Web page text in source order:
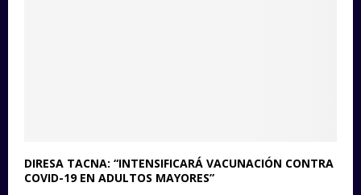
DIRESA TACNA: “INTENSIFICARÁ VACUNACIÓN CONTRA
COVID-19 EN ADULTOS MAYORES”